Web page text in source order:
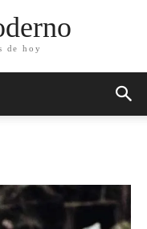
de hoy